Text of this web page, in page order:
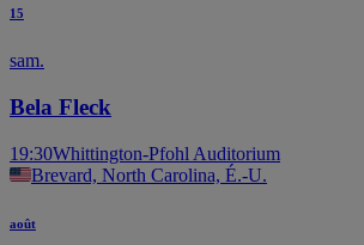
15
sam.
Bela Fleck
19:30Whittington-Pfohl Auditorium
Brevard, North Carolina, É.-U.
août